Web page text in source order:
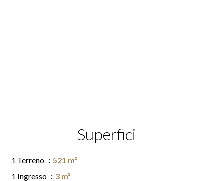
Superfici
1 Terreno
521 m²
1 Ingresso
3 m²